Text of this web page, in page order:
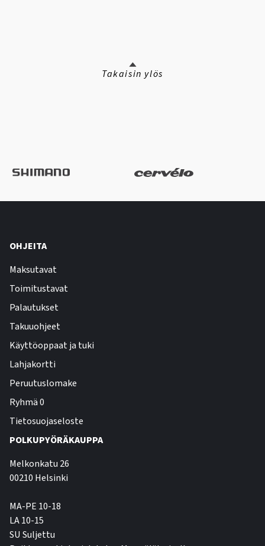
Takaisin ylös
OHJEITA
Maksutavat
Toimitustavat
Palautukset
Takuuohjeet
Käyttöoppaat ja tuki
Lahjakortti
Peruutuslomake
Ryhmä 0
Tietosuojaseloste
POLKUPYÖRÄKAUPPA
Melkonkatu 26
00210 Helsinki
MA-PE 10-18
LA 10-15
SU Suljettu